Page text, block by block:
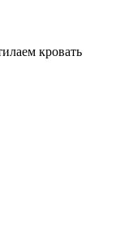
кровать